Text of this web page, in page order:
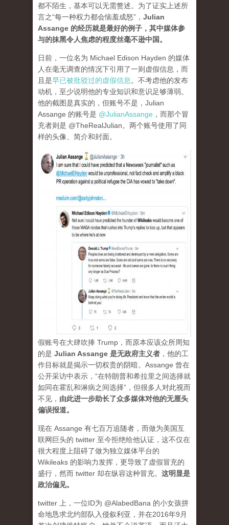
都不陌生，基本可以无需赘述。为了证实上述所
言之“每一种权力都会恼羞成怒”， Julian
Assange 的经历就是最好的例子，其中媒体参
与的抹黑令人焦虑的程度丝毫不逊中国。
日前，一位名为 Michael Edison Hayden 的媒体
人在毫无调查的情况下引用了一则虚假信息，而
且是早已被批驳过的虚假信息 。不考虑他的发布
动机，至少说明他的专业知识和意识足够薄弱。
他的截图是真实的，但账号不是，Julian
Assange 的账号是 @JulianAssange ，而那个冒
充者则是 @TheRealJulian。两个账号使用了同
样的头像、简介和封面。
假账号在大肆吹捧 Trump，而原本应该众所周知
的是 Julian Assange 是无政府主义者 ，他的工
作目标就是揭示一切权贵的阴暗。Assange 曾在
公开采访中表示，“在特朗普和希拉里之间选择就
如同在霍乱和淋病之间选择”，但很多人对此视而
不见， 由此进一步助长了众多媒体对他的无厘头
偏误报道。
现在 Assange 有七百万追随者，而做为美国互
联网巨头的 twitter 至今拒绝给他认证，这不仅在
很大程度上阻碍了做为独立媒体平台的
Wikileaks 的影响力发挥，更导致了虚假冒充的
盛行，然而 twitter 却在纵容这种冒充。 这明显是
政治偏见。
twitter 上，一位ID为 @AlabedBana 的小女孩拼
命地恳求北约部队入侵叙利亚，并在2016年9月